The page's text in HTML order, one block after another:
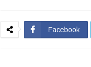
Facebook